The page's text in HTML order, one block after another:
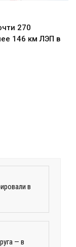
270
146 км ЛЭП в
в
— в